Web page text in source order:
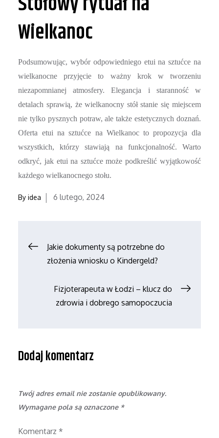
Wielkanoc
Podsumowując, wybór odpowiedniego etui na sztućce na
wielkanocne przyjęcie to ważny krok w tworzeniu
niezapomnianej atmosfery. Elegancja i staranność w
detalach sprawią, że wielkanocny stół stanie się miejscem
nie tylko pysznych potraw, ale także estetycznych doznań.
Oferta etui na sztućce na Wielkanoc to propozycja dla
wszystkich, którzy stawiają na funkcjonalność. Warto
odkryć, jak etui na sztućce może podkreślić wyjątkowość
każdego wielkanocnego stołu.
Byidea
Posted
6 lutego, 2024
Nawigacja
wpisu
Jakie dokumenty są potrzebne do
złożenia wniosku o Kindergeld?
Fizjoterapeuta w Łodzi – klucz do
zdrowia i dobrego samopoczucia
Dodaj komentarz
Twój adres email nie zostanie opublikowany.
Wymagane pola są oznaczone *
Komentarz *